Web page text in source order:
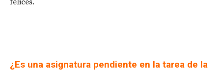
¿Es una asignatura pendiente en la tarea de la